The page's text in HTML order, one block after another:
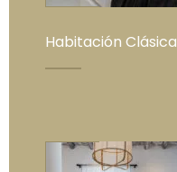
Habitación Clásica